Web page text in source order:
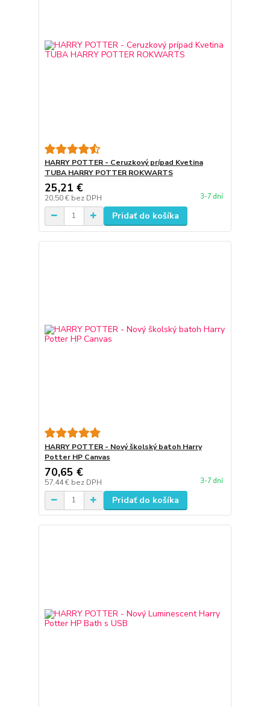
HARRY POTTER - Ceruzkový prípad Kvetina
TUBA HARRY POTTER ROKWARTS
25,21 €
20,50 € bez DPH 3-7 dní
Pridať do košíka
HARRY POTTER - Nový školský batoh Harry
Potter HP Canvas
70,65 €
57,44 € bez DPH 3-7 dní
Pridať do košíka